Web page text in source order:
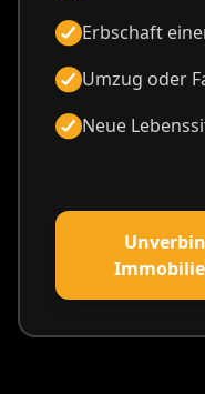
Erbschaft
Umzug oder
Neue